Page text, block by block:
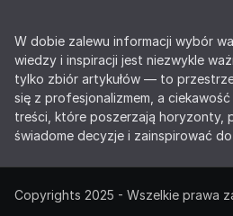
W dobie zalewu informacji wybór
wiedzy i inspiracji jest niezwykle
tylko zbiór artykułów — to
się z profesjonalizmem, a
treści, które poszerzają horyzonty,
świadome decyzje i zainspirować do
Copyrights 2025 - Wszelkie prawa